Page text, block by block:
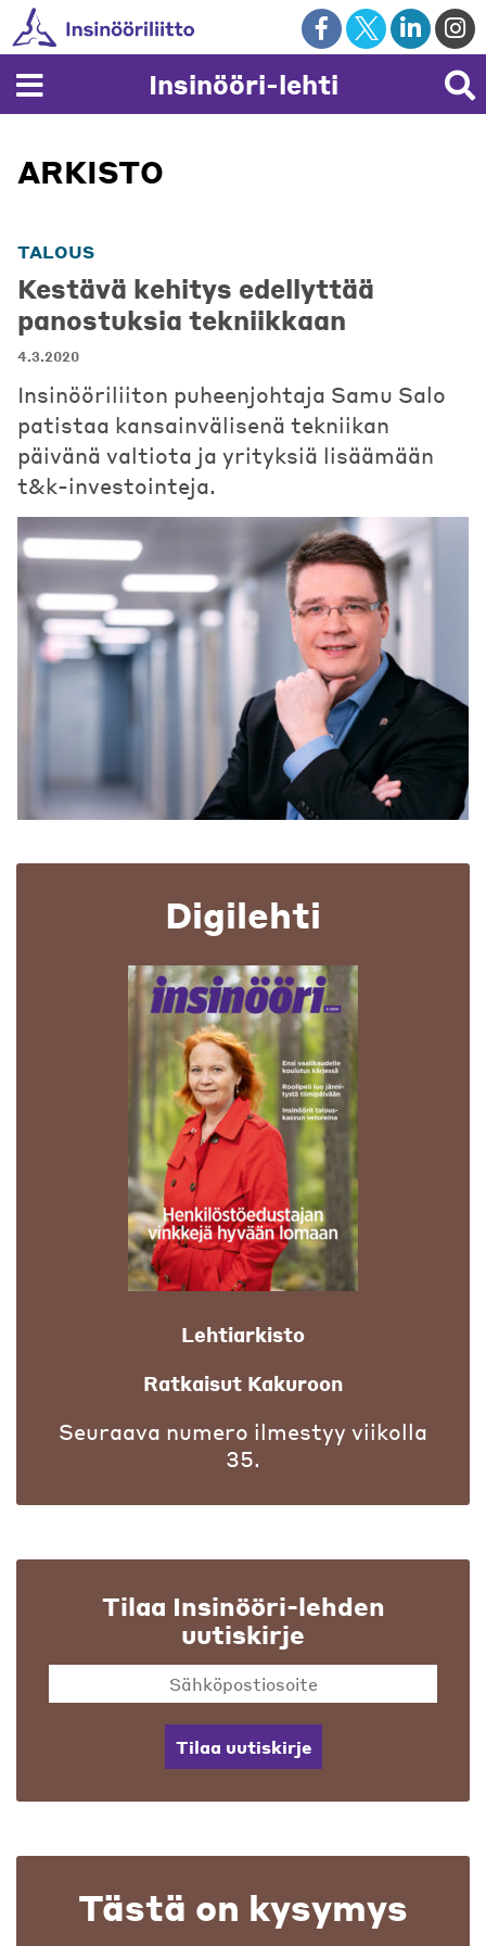
Skip
to
content
Insinööri-lehti
ARKISTO
TALOUS
Kestävä kehitys edellyttää
panostuksia tekniikkaan
4.3.2020
Insinööriliiton puheenjohtaja Samu Salo
patistaa kansainvälisenä tekniikan
päivänä valtiota ja yrityksiä lisäämään
t&k-investointeja.
Digilehti
Lehtiarkisto
Ratkaisut Kakuroon
Seuraava numero ilmestyy viikolla
35.
Tilaa Insinööri-lehden
uutiskirje
Tilaa uutiskirje
Tästä on kysymys